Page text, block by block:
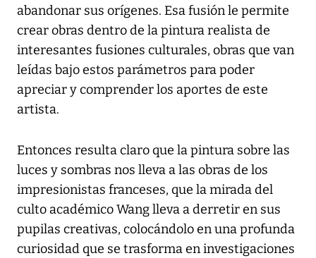
abandonar sus orígenes. Esa fusión le permite
crear obras dentro de la pintura realista de
interesantes fusiones culturales, obras que van
leídas bajo estos parámetros para poder
apreciar y comprender los aportes de este
artista.
Entonces resulta claro que la pintura sobre las
luces y sombras nos lleva a las obras de los
impresionistas franceses, que la mirada del
culto académico Wang lleva a derretir en sus
pupilas creativas, colocándolo en una profunda
curiosidad que se trasforma en investigaciones